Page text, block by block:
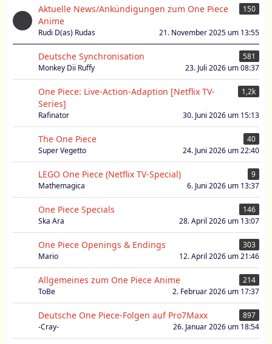
Aktuelle News/Ankündigungen zum One Piece
Anime
150
Rudi D(as) Rudas 21. November 2025 um 13:55
Deutsche Synchronisation
581
Monkey Dii Ruffy
23. Juli 2026 um 08:37
One Piece: Live-Action-Adaption [Netflix TV-
Series]
1,2k
Rafinator 30. Juni 2026 um 15:13
The One Piece
40
Super Vegetto
24. Juni 2026 um 22:40
LEGO One Piece (Netflix TV-Special)
9
Mathemagica
6. Juni 2026 um 13:37
One Piece Specials
146
Ska Ara
28. April 2026 um 13:07
One Piece Openings & Endings
303
Mario
12. April 2026 um 21:46
Allgemeines zum One Piece Anime
214
ToBe
2. Februar 2026 um 17:37
Deutsche One Piece-Folgen auf Pro7Maxx
897
-Cray-
26. Januar 2026 um 18:54